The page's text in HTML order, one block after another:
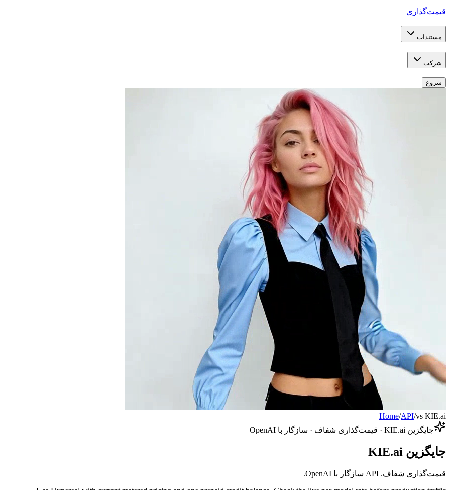
قیمت‌گذاری
مستندات
شرکت
شروع
Home/API/vs KIE.ai
جایگزین KIE.ai · قیمت‌گذاری شفاف · سازگار با OpenAI
جایگزین KIE.ai
قیمت‌گذاری شفاف. API سازگار با OpenAI.